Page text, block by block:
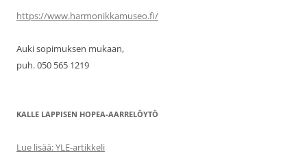
https://www.harmonikkamuseo.fi/
Auki sopimuksen mukaan,
puh. 050 565 1219
KALLE LAPPISEN HOPEA-AARRELÖYTÖ
Lue lisää: YLE-artikkeli